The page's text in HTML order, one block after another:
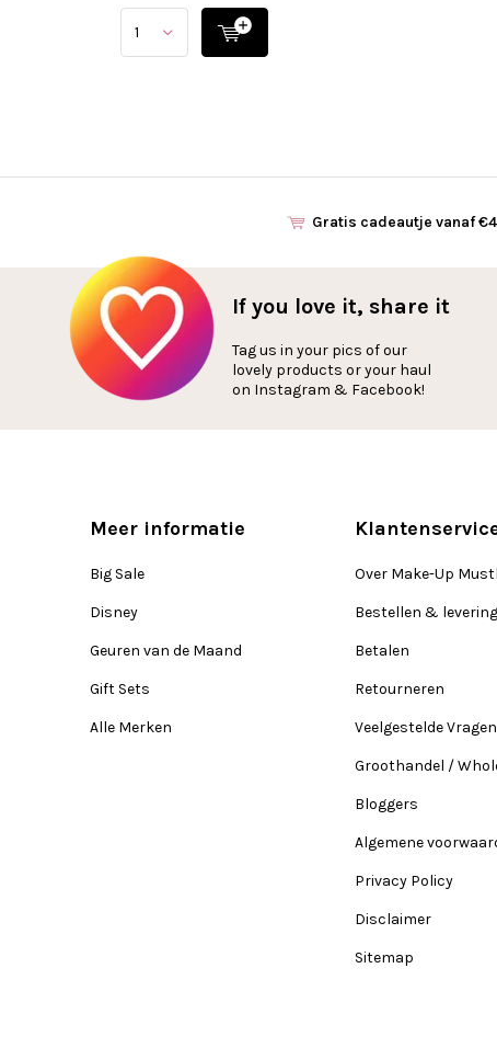
Gratis cadeautje vanaf
If you love it, share it
Tag us in your pics of our
lovely products or your haul
on Instagram & Facebook!
Meer informatie
Big Sale
Disney
Geuren van de Maand
Gift Sets
Alle Merken
Over Make-Up
Bestellen & levering
Betalen
Retourneren
Veelgestelde Vragen
Groothandel /
Bloggers
Algemene
Privacy Policy
Disclaimer
Sitemap